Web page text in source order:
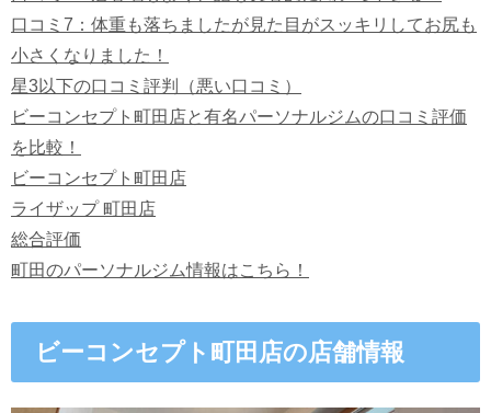
口コミ7： 体重も落ちましたが見た目がスッキリしてお尻も
小さくなりました！
星3以下の口コミ評判（悪い口コミ）
ビーコンセプト町田店と有名パーソナルジムの口コミ評価
を比較！
ビーコンセプト町田店
ライザップ 町田店
総合評価
町田のパーソナルジム情報はこちら！
ビーコンセプト町田店の店舗情報